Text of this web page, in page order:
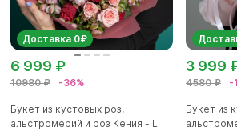
Доставка 0₽
10980 ₽ -36%
6 999 ₽
Букет из кустовых роз,
альстромерий и роз Кения - L
4580 ₽ -
3 999
Букет из